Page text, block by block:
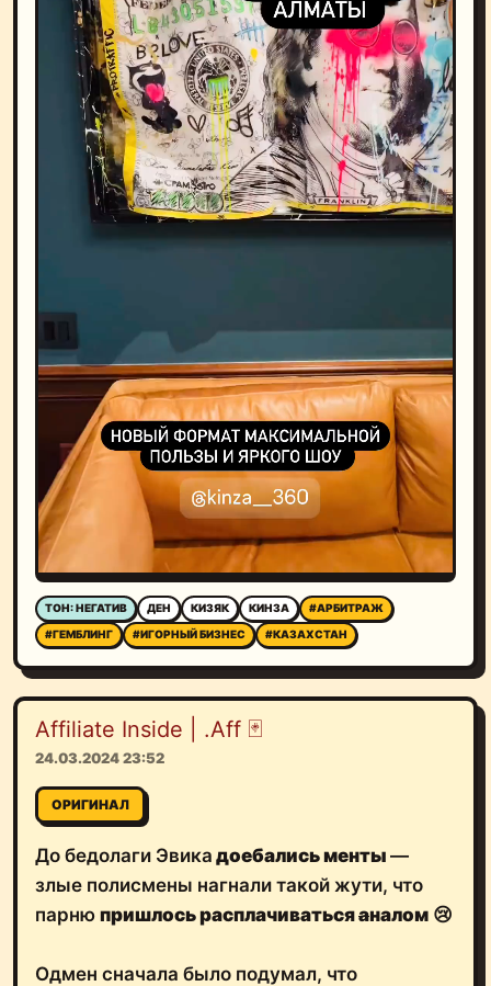
ТОН: НЕГАТИВ ДЕН КИЗЯК КИНЗА
#АРБИТРАЖ
#ГЕМБЛИНГ
#ИГОРНЫЙ БИЗНЕС #КАЗАХСТАН
Affiliate Inside | .Aff 🃏
24.03.2024 23:52
ОРИГИНАЛ
До бедолаги Эвика доебались менты —
злые полисмены нагнали такой жути, что
парню пришлось расплачиватьсяаналом 😢
Одмен сначала было подумал, что